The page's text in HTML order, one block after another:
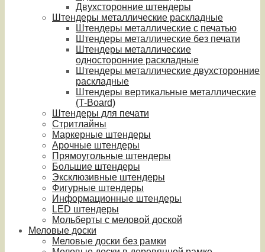
Двухсторонние штендеры
Штендеры металлические раскладные
Штендеры металлические с печатью
Штендеры металлические без печати
Штендеры металлические
односторонние раскладные
Штендеры металлические двухсторонние
раскладные
Штендеры вертикальные металлические
(T-Board)
Штендеры для печати
Стритлайны
Маркерные штендеры
Арочные штендеры
Прямоугольные штендеры
Большие штендеры
Эксклюзивные штендеры
Фигурные штендеры
Информационные штендеры
LED штендеры
Мольберты с меловой доской
Меловые доски
Меловые доски без рамки